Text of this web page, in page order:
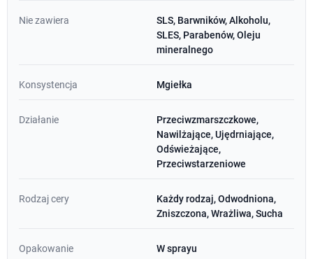
Nie zawiera
SLS, Barwników, Alkoholu,
SLES, Parabenów, Oleju
mineralnego
Konsystencja Mgiełka
Działanie
Przeciwzmarszczkowe,
Nawilżające, Ujędrniające,
Odświeżające,
Przeciwstarzeniowe
Rodzaj cery
Każdy rodzaj, Odwodniona,
Zniszczona, Wrażliwa, Sucha
Opakowanie W sprayu